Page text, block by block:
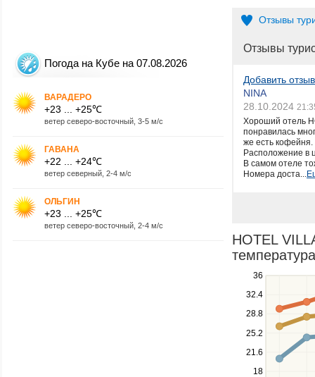
Погода на Кубе на 07.08.2026
ВАРАДЕРО
+23 ... +25℃
ветер северо-восточный, 3-5 м/с
ГАВАНА
+22 ... +24℃
ветер северный, 2-4 м/с
ОЛЬГИН
+23 ... +25℃
ветер северо-восточный, 2-4 м/с
Отзывы
Отзывы
Добавить отзыв
NINA
28.10.2024
Хороший отель
понравилась
же есть кофейня.
Расположение в
В самом отеле
Номера доста...
HOTEL
18
21.6
25.2
28.8
32.4
36
Use
the
and
down
to
navigate